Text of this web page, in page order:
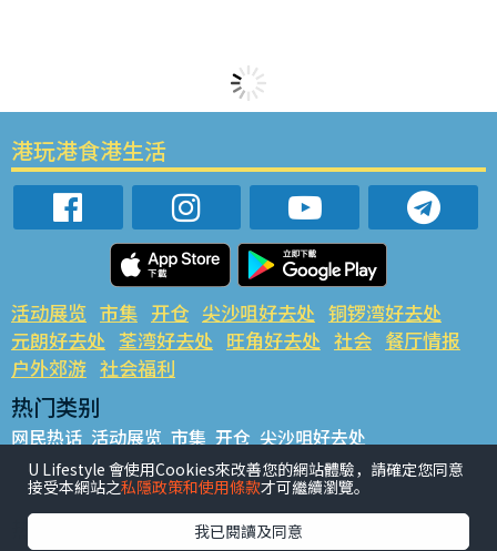
港玩港食港生活
活动展览 市集 开仓 尖沙咀好去处 铜锣湾好去处
元朗好去处 荃湾好去处 旺角好去处 社会 餐厅情报
户外郊游 社会福利
热门类别
网民热话 活动展览 市集 开仓 尖沙咀好去处
铜锣湾好去处 元朗好去处 荃湾好去处 旺角好去处 社会
餐厅情报 户外郊游
热门标签
U Lifestyle 會使用Cookies來改善您的網站體驗，請確定您同意
接受本網站之私隱政策和使用條款才可繼續瀏覽。
我已閱讀及同意